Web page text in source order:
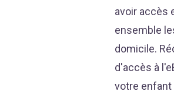
avoir accès
ensemble
domicile.
d'accès à
votre